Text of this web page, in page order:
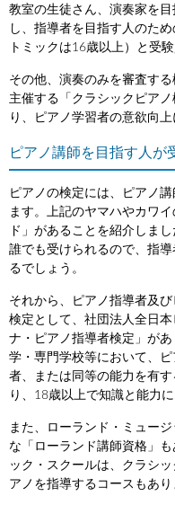
教室の生徒さん、演奏家を
し、指導者を目指す人のた
トミックは16歳以上）と受
その他、演奏のみを審査す
主催する「クラシックピア
り、ピアノ学習者の意欲向上
ピアノ講師を目指す人が
ピアノの検定には、ピアノ
ます。上記のヤマハやカワ
ド」があることを紹介しま
誰でも受けられるので、指
るでしょう。
それから、ピアノ指導者及
検定として、社団法人全日
ナ・ピアノ指導者検定」が
学・専門学校等において、
者、または同等の能力を有
り、18歳以上で知識と能力
また、ローランド・ミュー
な「ローランド講師資格」
ック・スクールは、クラシ
アノを指導するコースもあり